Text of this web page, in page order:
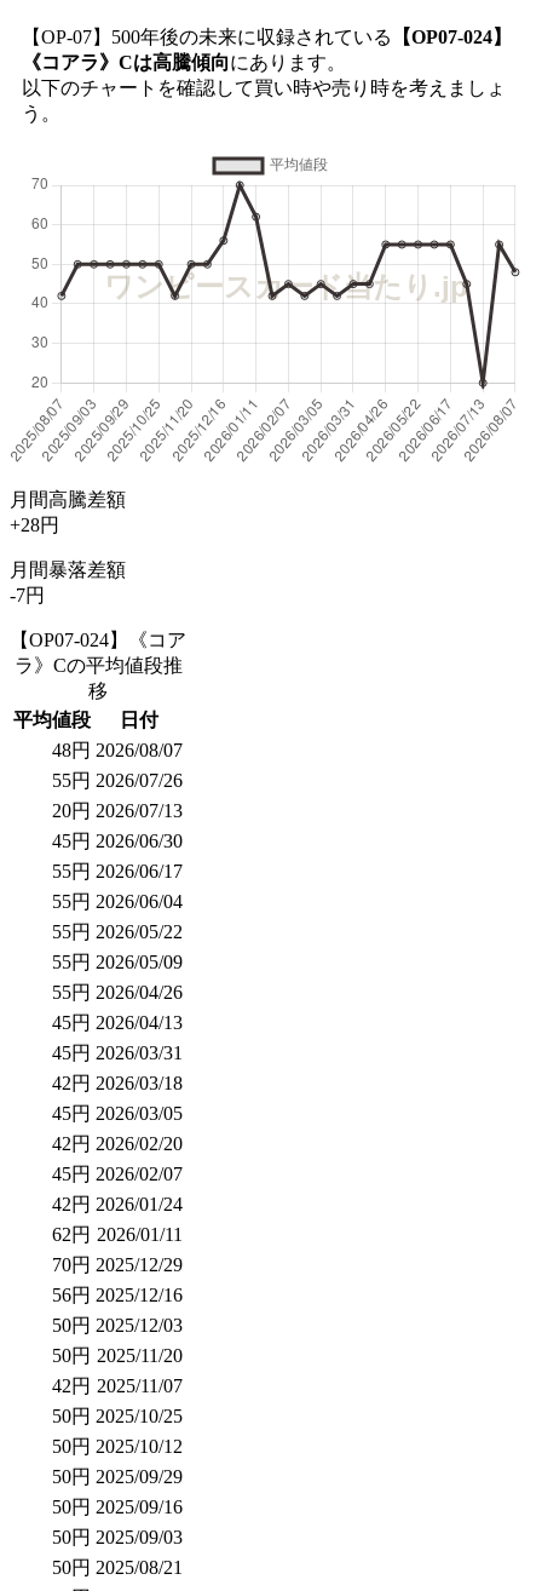
【OP-07】500年後の未来に収録されている
【OP07-024】
《コアラ》Cは高騰傾向にあります。
以下のチャートを確認して買い時や売り時を考えましょ
う。
月間高騰差額
+28円
月間暴落差額
-7円
【OP07-024】《コア
ラ》Cの平均値段推
移
平均値段
日付
48円 2026/08/07
55円 2026/07/26
20円 2026/07/13
45円 2026/06/30
55円 2026/06/17
55円 2026/06/04
55円 2026/05/22
55円 2026/05/09
55円 2026/04/26
45円 2026/04/13
45円 2026/03/31
42円 2026/03/18
45円 2026/03/05
42円 2026/02/20
45円 2026/02/07
42円 2026/01/24
62円 2026/01/11
70円 2025/12/29
56円 2025/12/16
50円 2025/12/03
50円 2025/11/20
42円 2025/11/07
50円 2025/10/25
50円 2025/10/12
50円 2025/09/29
50円 2025/09/16
50円 2025/09/03
50円 2025/08/21